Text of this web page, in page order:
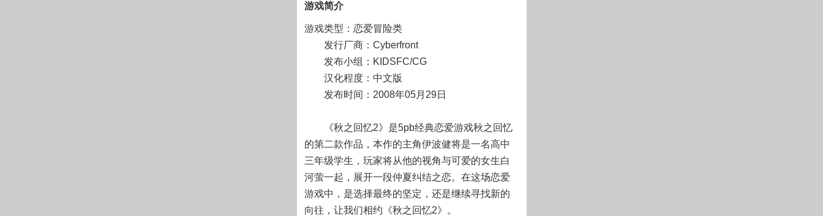
游戏简介
游戏类型：恋爱冒险类
发行厂商：Cyberfront
发布小组：KIDSFC/CG
汉化程度：中文版
发布时间：2008年05月29日
《秋之回忆2》是5pb经典恋爱游戏秋之回忆
的第二款作品，本作的主角伊波健将是一名高中
三年级学生，玩家将从他的视角与可爱的女生白
河萤一起，展开一段仲夏纠结之恋。在这场恋爱
游戏中，是选择最终的坚定，还是继续寻找新的
向往，让我们相约《秋之回忆2》。